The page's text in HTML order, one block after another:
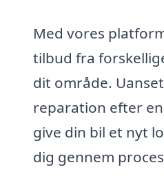
Med vores
tilbud fra
dit område.
reparation efter
give din bil et nyt
dig gennem